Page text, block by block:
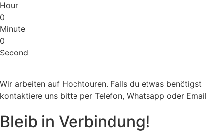
Hour
0
Minute
0
Second
Wir arbeiten auf Hochtouren. Falls du etwas benötigst
kontaktiere uns bitte per Telefon, Whatsapp oder Email
Bleib in Verbindung!